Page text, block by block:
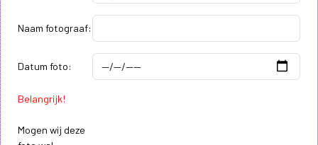
Naam fotograaf:
Datum foto:
Belangrijk!
Mogen wij deze